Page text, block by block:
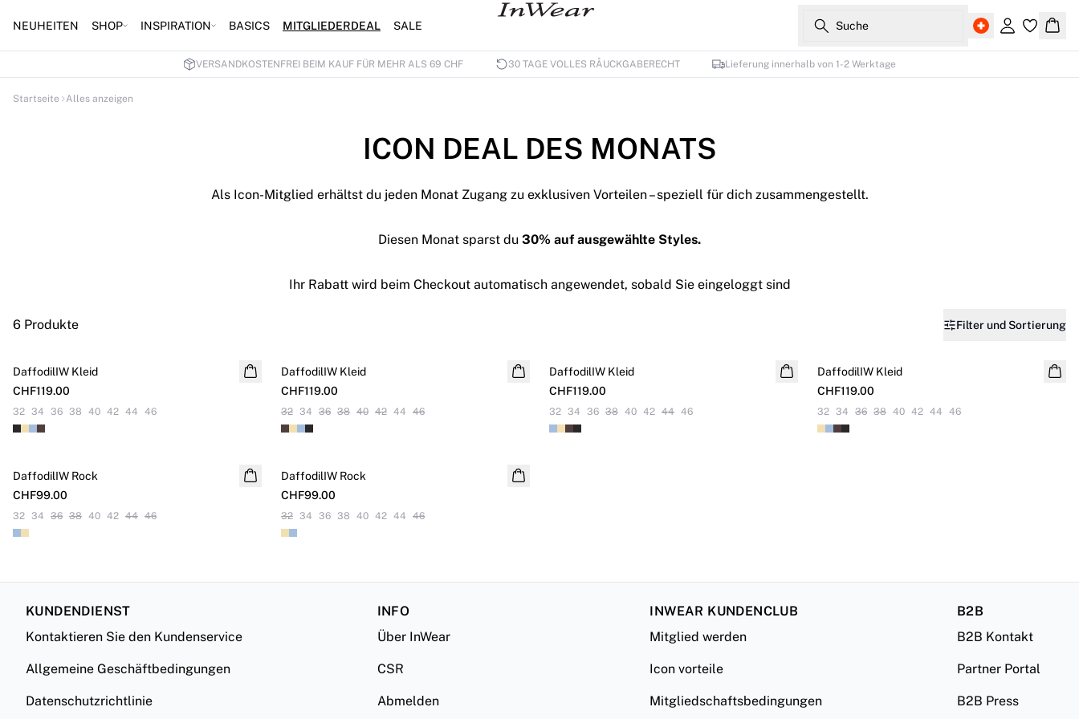
NEUHEITEN SHOP INSPIRATION BASICS MITGLIEDERDEAL SALE Suche
Einloggen
VERSANDKOSTENFREI BEIM KAUF FÜR MEHR ALS 69 CHF 30 TAGE VOLLES RÅUCKGABERECHT Lieferung innerhalb von 1-2 Werktage
Startseite Alles anzeigen
ICON DEAL DES MONATS
Als Icon-Mitglied erhältst du jeden Monat Zugang zu exklusiven Vorteilen – speziell für dich zusammengestellt.
Diesen Monat sparst du 30% auf ausgewählte Styles.
Ihr Rabatt wird beim Checkout automatisch angewendet, sobald Sie eingeloggt sind
6 Produkte Filter und Sortierung
NEUHEITEN
DaffodilIW Kleid
CHF119.00
32 34 36 38 40 42 44 46
NEUHEITEN
DaffodilIW Kleid
CHF119.00
32 34 36 38 40 42 44 46
NEUHEITEN
DaffodilIW Kleid
CHF119.00
32 34 36 38 40 42 44 46
NEUHEITEN
DaffodilIW Kleid
CHF119.00
32 34 36 38 40 42 44 46
NEUHEITEN
DaffodilIW Rock
CHF99.00
32 34 36 38 40 42 44 46
NEUHEITEN
DaffodilIW Rock
CHF99.00
32 34 36 38 40 42 44 46
KUNDENDIENST
Kontaktieren Sie den Kundenservice
Allgemeine Geschäftbedingungen
Datenschutzrichtlinie
INFO
Über InWear
CSR
Abmelden
INWEAR KUNDENCLUB
Mitglied werden
Icon vorteile
Mitgliedschaftsbedingungen
B2B
B2B Kontakt
Partner Portal
B2B Press